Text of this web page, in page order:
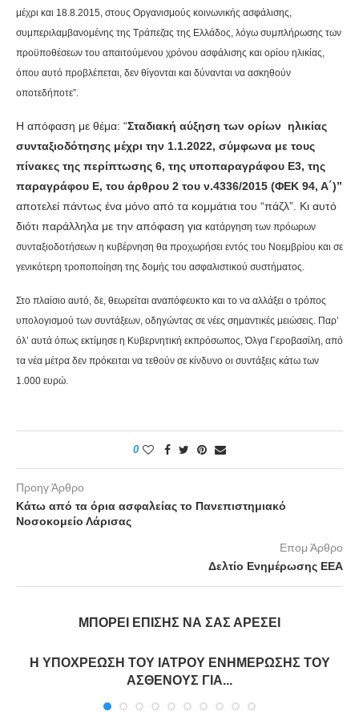
μέχρι και 18.8.2015, στους Οργανισμούς κοινωνικής ασφάλισης,
συμπεριλαμβανομένης της Τράπεζας της Ελλάδος, λόγω συμπλήρωσης των
προϋποθέσεων του απαιτούμενου χρόνου ασφάλισης και ορίου ηλικίας,
όπου αυτό προβλέπεται, δεν θίγονται και δύνανται να ασκηθούν
οποτεδήποτε”.
Η απόφαση με θέμα: “Σταδιακή αύξηση των ορίων ηλικίας
συνταξιοδότησης μέχρι την 1.1.2022, σύμφωνα με τους
πίνακες της περίπτωσης 6, της υποπαραγράφου Ε3, της
παραγράφου Ε, του άρθρου 2 του ν.4336/2015 (ΦΕΚ 94, Α΄)”
αποτελεί πάντως ένα μόνο από τα κομμάτια του “πάζλ”. Κι αυτό
διότι παράλληλα με την απόφαση για κατάργηση των πρόωρων
συνταξιοδοτήσεων η κυβέρνηση θα προχωρήσει εντός του Νοεμβρίου και σε
γενικότερη τροποποίηση της δομής του ασφαλιστικού συστήματος.
Στο πλαίσιο αυτό, δε, θεωρείται αναπόφευκτο και το να αλλάξει ο τρόπος
υπολογισμού των συντάξεων, οδηγώντας σε νέες σημαντικές μειώσεις. Παρ’
όλ’ αυτά όπως εκτίμησε η Κυβερνητική εκπρόσωπος, Όλγα Γεροβασίλη, από
τα νέα μέτρα δεν πρόκειται να τεθούν σε κίνδυνο οι συντάξεις κάτω των
1.000 ευρώ.
0
Προηγ Άρθρο
Κάτω από τα όρια ασφαλείας το Πανεπιστημιακό
Νοσοκομείο Λάρισας
Επομ Άρθρο
Δελτίο Ενημέρωσης ΕΕΑ
ΜΠΟΡΕΊ ΕΠΊΣΗΣ ΝΑ ΣΑΣ ΑΡΈΣΕΙ
Η ΥΠΟΧΡΕΩΣΗ ΤΟΥ ΙΑΤΡΟΥ ΕΝΗΜΕΡΩΣΗΣ ΤΟΥ
ΑΣΘΕΝΟΥΣ ΓΙΑ...